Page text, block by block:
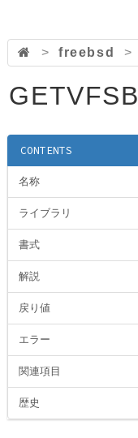
> freebsd >
CONTENTS
名称
ライブラリ
書式
解説
戻り値
エラー
関連項目
歴史